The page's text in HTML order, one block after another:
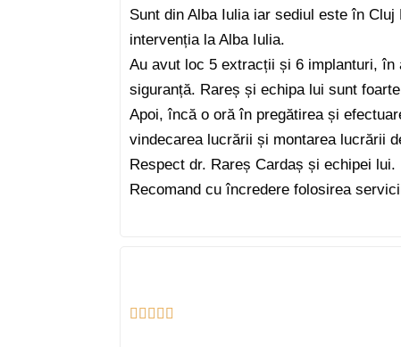
Sunt din Alba Iulia iar sediul este în
intervenția la Alba Iulia.
Au avut loc 5 extracții și 6 implanturi,
siguranță. Rareș și echipa lui sunt
Apoi, încă o oră în pregătirea și
vindecarea lucrării și montarea lucrării
Respect dr. Rareș Cardaș și echipei lui.
Recomand cu încredere folosirea